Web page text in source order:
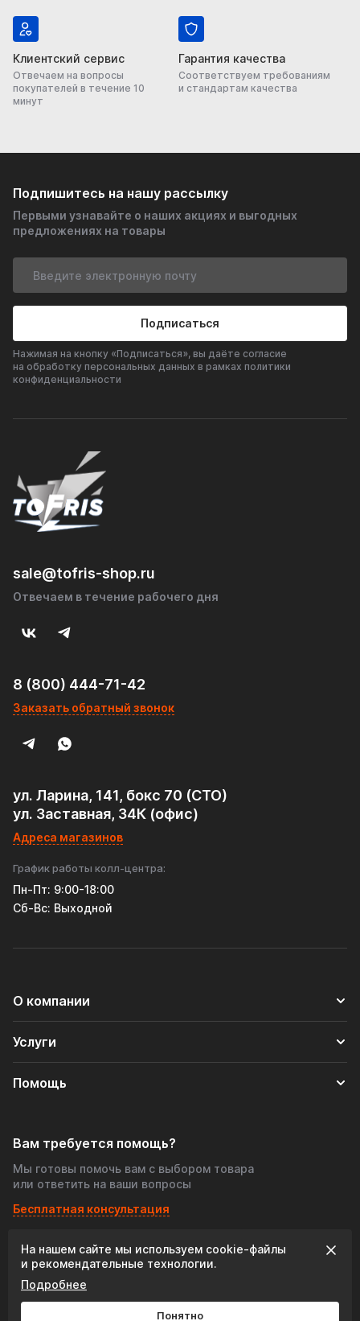
Клиентский сервис
Отвечаем на вопросы
покупателей в течение 10
минут
Гарантия качества
Соответствуем требованиям
и стандартам качества
Подпишитесь на нашу рассылку
Первыми узнавайте о наших акциях и выгодных
предложениях на товары
Подписаться
Нажимая на кнопку «Подписаться», вы даёте согласие
на обработку персональных данных в рамках политики
конфиденциальности
sale@tofris-shop.ru
Отвечаем в течение рабочего дня
8 (800) 444-71-42
Заказать обратный звонок
ул. Ларина, 141, бокс 70 (СТО)
ул. Заставная, 34К (офис)
Адреса магазинов
График работы колл-центра:
Пн-Пт: 9:00-18:00
Cб-Вс: Выходной
О компании
Услуги
Помощь
Вам требуется помощь?
Мы готовы помочь вам с выбором товара
или ответить на ваши вопросы
Бесплатная консультация
© 2026 «Tofris-shop», Все права защищены
На нашем сайте мы используем cookie‑файлы
и рекомендательные технологии.
Подробнее
Понятно